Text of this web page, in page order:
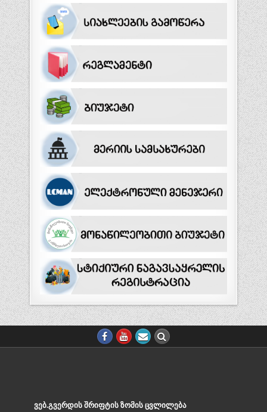
ᲕᲔᲑ.ᲒᲕᲔᲠᲓᲘᲡ ᲨᲠᲘᲤᲢᲘᲡ ᲖᲝᲛᲘᲡ ᲪᲕᲚᲘᲚᲔᲑᲐ